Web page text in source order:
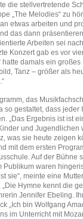
die stellvertretende
„The Melodies“ zu
etwas arbeiten und
das dann
Arbeiten sei
Konzert gab es vor
hatte damals ein
Tanz – größer als
das
so gestaltet, dass
„Das Ergebnis ist ist
und
was sie heute zeigen
mit dem ersten
Auf der Bühne
Publikum waren
sie“, meinte eine
„Die Hymne kennt die
Jennifer Ebeling.
„Ich bin Wolfgang
im Unterricht mit